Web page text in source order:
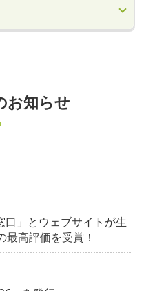
お知らせ
口」とウェブサイトが生
高評価を受賞！